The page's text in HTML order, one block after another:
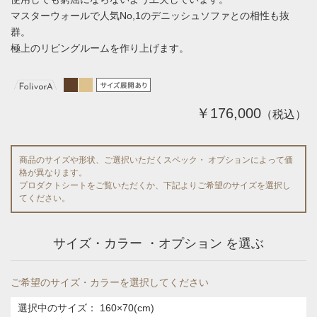
マスターウォールで人気No,1のデニッシュソファとの相性も抜
群。
極上のリビングルームを作り上げます。
￥176,000 （税込）
商品のサイズや形状、ご選択いただくスペック・ オプションによって価
格が異なります。
プロダクトシートをご覧いただくか、下記よりご希望のサイズを選択し
てください。
サイズ・カラー ・オプション を選ぶ
ご希望のサイズ・カラーを選択してください
選択中のサイズ： 160×70(cm)